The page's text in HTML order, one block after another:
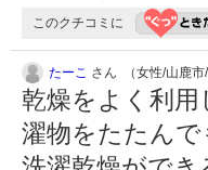
このクチコミに
たーこ さん （女性/山鹿市/
乾燥をよく利
濯物をたたん